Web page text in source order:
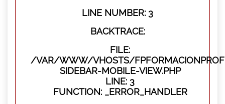
LINE NUMBER: 3
BACKTRACE:
FILE:
/VAR/WWW/VHOSTS/
SIDEBAR-MOBILE-VIEW.PHP
LINE: 3
FUNCTION: _ERROR_HANDLER